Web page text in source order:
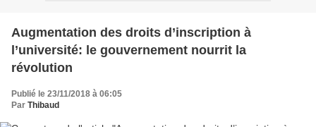
Augmentation des droits d’inscription à
l’université: le gouvernement nourrit la
révolution
Publié le 23/11/2018 à 06:05
Par Thibaud